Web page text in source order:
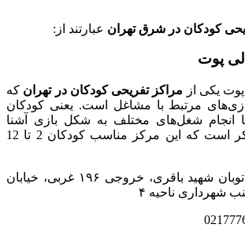
کودکان در شرق تهران عبارتند از:
پوت
یکی از مراکز تفریحی کودکان در تهران که
مرتبط با مشاغل است. یعنی کودکان
انجام شغل‌های مختلف به شکل بازی آشنا
می‌شوند. لازم به ذکر است که این مرکز مناسب کودکان 2 تا 12
آدرس: تهرانپارس، اتوبان شهید باقری، خروجی ۱۹۶ غربی، خیابان
شهرداری ناحیه ۴